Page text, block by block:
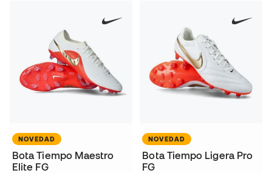
NOVEDAD
Bota Tiempo Maestro
Elite FG
NOVEDAD
Bota Tiempo Ligera Pro
FG